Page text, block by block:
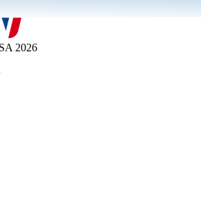
newsletter de la FFSA
soient collectées conformément à la
2026